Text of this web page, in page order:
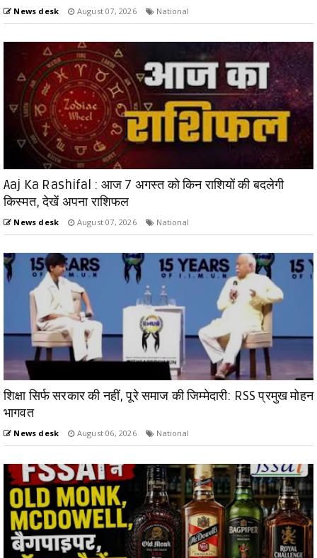
News desk August 07, 2026 National
Aaj Ka Rashifal : आज 7 अगस्त को किन राशियों की बदलेगी
किस्मत, देखें अपना राशिफल
News desk August 07, 2026 National
शिक्षा सिर्फ सरकार की नहीं, पूरे समाज की जिम्मेदारी: RSS प्रमुख मोहन
भागवत
News desk August 06, 2026 National